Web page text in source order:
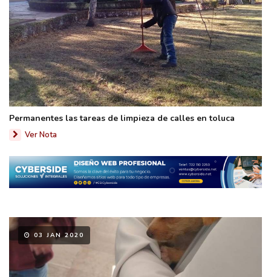
Permanentes las tareas de limpieza de calles en toluca
Ver Nota
03 JAN 2020